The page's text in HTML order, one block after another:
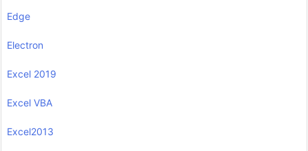
Edge
Electron
Excel 2019
Excel VBA
Excel2013